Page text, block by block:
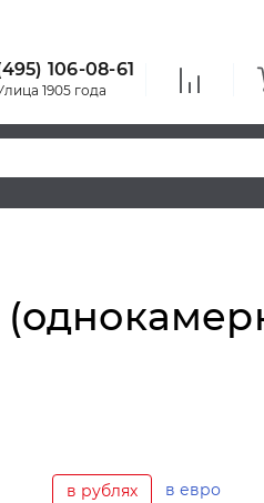
106-08-61
1905 года
в рублях в евро